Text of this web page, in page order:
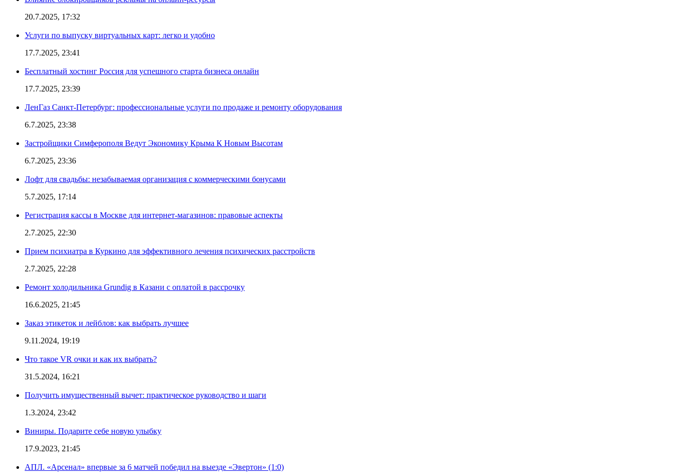
20.7.2025, 17:32
Услуги по выпуску виртуальных карт: легко и удобно
17.7.2025, 23:41
Бесплатный хостинг Россия для успешного старта бизнеса онлайн
17.7.2025, 23:39
ЛенГаз Санкт-Петербург: профессиональные услуги по продаже и ремонту оборудования
6.7.2025, 23:38
Застройщики Симферополя Ведут Экономику Крыма К Новым Высотам
6.7.2025, 23:36
Лофт для свадьбы: незабываемая организация с коммерческими бонусами
5.7.2025, 17:14
Регистрация кассы в Москве для интернет-магазинов: правовые аспекты
2.7.2025, 22:30
Прием психиатра в Куркино для эффективного лечения психических расстройств
2.7.2025, 22:28
Ремонт холодильника Grundig в Казани с оплатой в рассрочку
16.6.2025, 21:45
Заказ этикеток и лейблов: как выбрать лучшее
9.11.2024, 19:19
Что такое VR очки и как их выбрать?
31.5.2024, 16:21
Получить имущественный вычет: практическое руководство и шаги
1.3.2024, 23:42
Виниры. Подарите себе новую улыбку
17.9.2023, 21:45
АПЛ. «Арсенал» впервые за 6 матчей победил на выезде «Эвертон» (1:0)